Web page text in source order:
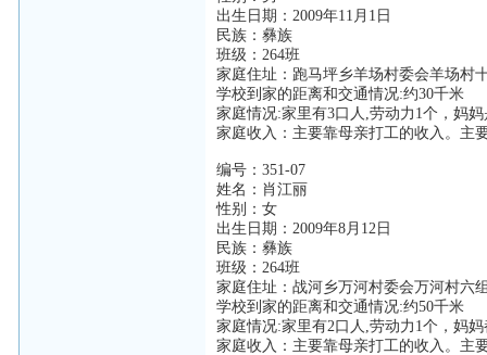
出生日期：2009年11月1日
民族：彝族
班级：264班
家庭住址：跑马坪乡羊场村委会羊场村
学校到家的距离和交通情况:约30千米
家庭情况:家里有3口人,劳动力1个，妈
家庭收入：主要靠母亲打工的收入。主
编号：351-07
姓名：肖江丽
性别：女
出生日期：2009年8月12日
民族：彝族
班级：264班
家庭住址：战河乡万河村委会万河村六
学校到家的距离和交通情况:约50千米
家庭情况:家里有2口人,劳动力1个，妈
家庭收入：主要靠母亲打工的收入。主